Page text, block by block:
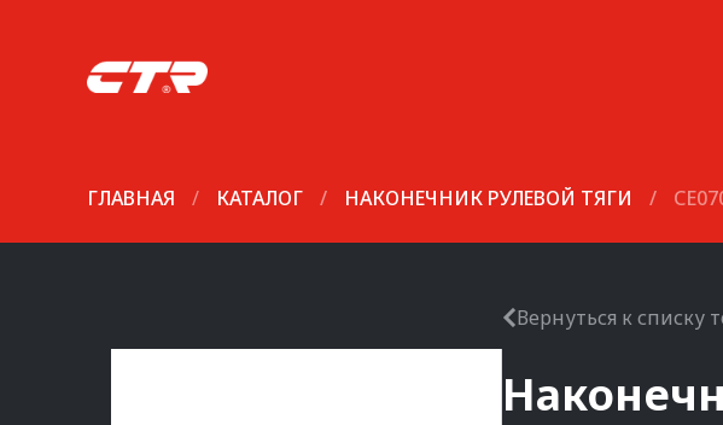
ГЛАВНАЯ / КАТАЛОГ / НАКОНЕЧНИК РУЛЕВОЙ ТЯГИ /
Вернуться к списку